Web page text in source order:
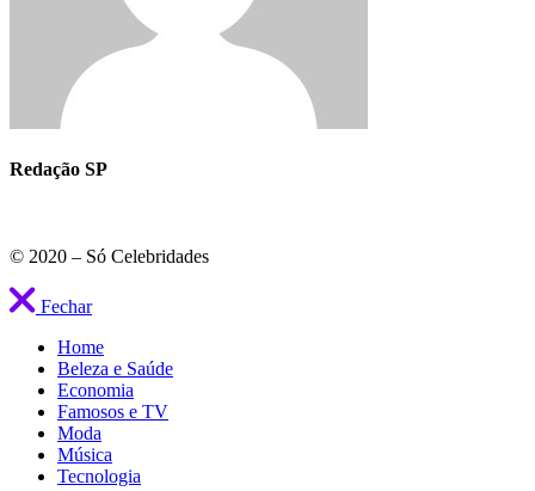
Redação SP
© 2020 – Só Celebridades
Fechar
Home
Beleza e Saúde
Economia
Famosos e TV
Moda
Música
Tecnologia